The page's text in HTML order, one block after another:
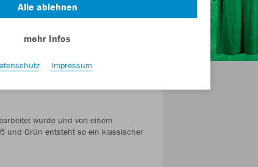
gestaltetes Trikot, das die
wurde und von einem
und Grün entsteht so ein klassischer
Alle ablehnen
mehr Infos
Impressum